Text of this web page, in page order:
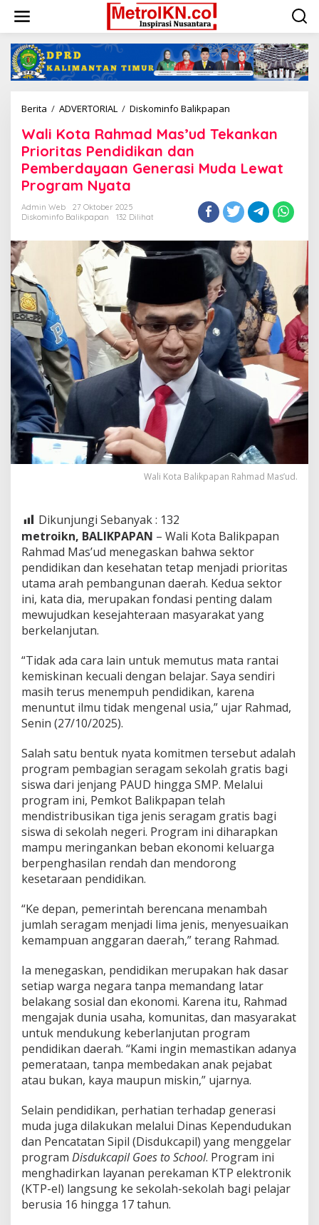
konten
Berita / ADVERTORIAL / Diskominfo Balikpapan
Rahmad
Prioritas
Pemberdayaan
Generasi
Lewat
Program
Nyata
Wali Kota Rahmad Mas’ud Tekankan
Prioritas Pendidikan dan
Pemberdayaan Generasi Muda Lewat
Program Nyata
Admin Web
27 Oktober 2025
Diskominfo Balikpapan
132 Dilihat
Wali Kota Balikpapan Rahmad Mas’ud.
Dikunjungi Sebanyak : 132
metroikn, BALIKPAPAN – Wali Kota Balikpapan
Rahmad Mas’ud menegaskan bahwa sektor
pendidikan dan kesehatan tetap menjadi prioritas
utama arah pembangunan daerah. Kedua sektor
ini, kata dia, merupakan fondasi penting dalam
mewujudkan kesejahteraan masyarakat yang
berkelanjutan.
“Tidak ada cara lain untuk memutus mata rantai
kemiskinan kecuali dengan belajar. Saya sendiri
masih terus menempuh pendidikan, karena
menuntut ilmu tidak mengenal usia,” ujar Rahmad,
Senin (27/10/2025).
Salah satu bentuk nyata komitmen tersebut adalah
program pembagian seragam sekolah gratis bagi
siswa dari jenjang PAUD hingga SMP. Melalui
program ini, Pemkot Balikpapan telah
mendistribusikan tiga jenis seragam gratis bagi
siswa di sekolah negeri. Program ini diharapkan
mampu meringankan beban ekonomi keluarga
berpenghasilan rendah dan mendorong
kesetaraan pendidikan.
“Ke depan, pemerintah berencana menambah
jumlah seragam menjadi lima jenis, menyesuaikan
kemampuan anggaran daerah,” terang Rahmad.
Ia menegaskan, pendidikan merupakan hak dasar
setiap warga negara tanpa memandang latar
belakang sosial dan ekonomi. Karena itu, Rahmad
mengajak dunia usaha, komunitas, dan masyarakat
untuk mendukung keberlanjutan program
pendidikan daerah. “Kami ingin memastikan adanya
pemerataan, tanpa membedakan anak pejabat
atau bukan, kaya maupun miskin,” ujarnya.
Selain pendidikan, perhatian terhadap generasi
muda juga dilakukan melalui Dinas Kependudukan
dan Pencatatan Sipil (Disdukcapil) yang menggelar
program Disdukcapil Goes to School. Program ini
menghadirkan layanan perekaman KTP elektronik
(KTP-el) langsung ke sekolah-sekolah bagi pelajar
berusia 16 hingga 17 tahun.